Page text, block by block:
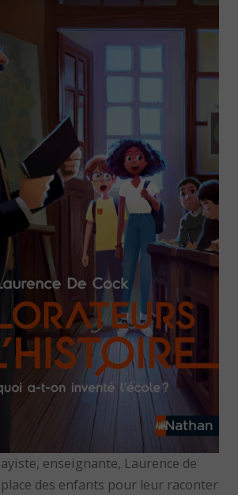
enseignante, Laurence de
place des enfants pour leur raconter